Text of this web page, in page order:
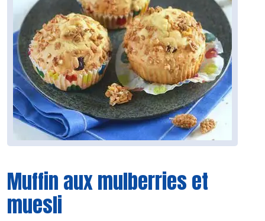
Muffin aux mulberries et
muesli